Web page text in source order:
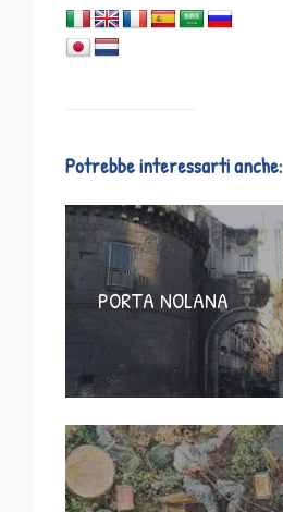
Potrebbe interessarti anche:
PORTA NOLANA